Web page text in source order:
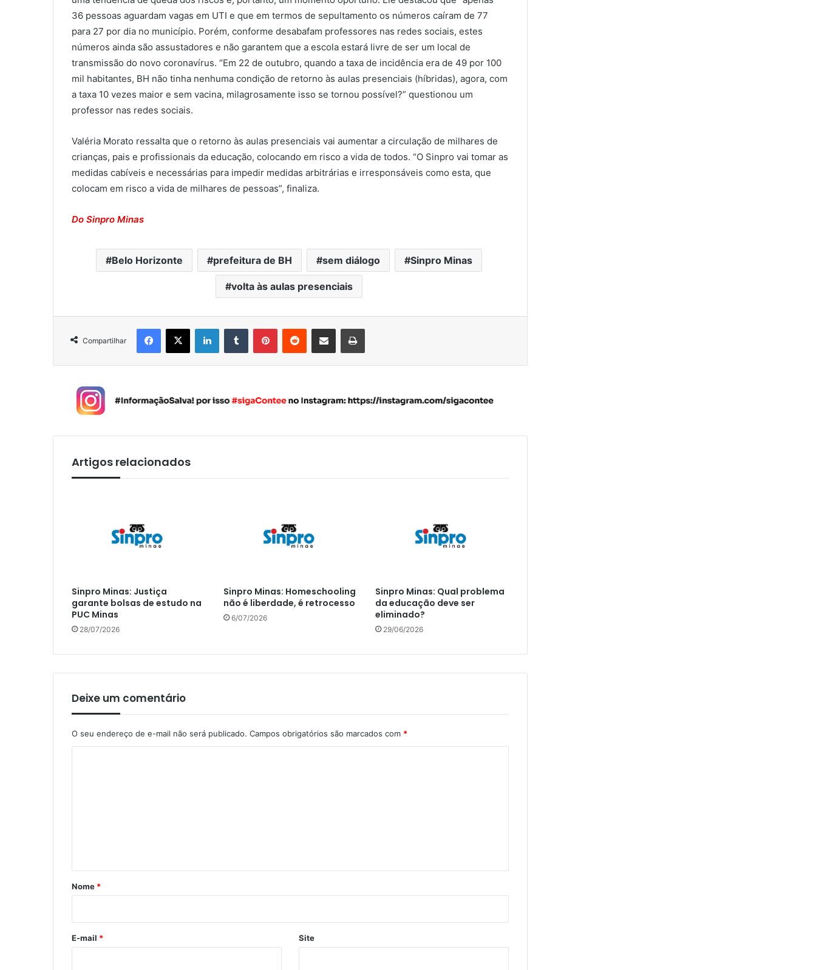
36 pessoas aguardam vagas em UTI e que em termos de sepultamento os números caíram de 77
para 27 por dia no município. Porém, conforme desabafam professores nas redes sociais, estes
números ainda são assustadores e não garantem que a escola estará livre de ser um local de
transmissão do novo coronavírus. “Em 22 de outubro, quando a taxa de incidência era de 49 por 100
mil habitantes, BH não tinha nenhuma condição de retorno às aulas presenciais (híbridas), agora, com
a taxa 10 vezes maior e sem vacina, milagrosamente isso se tornou possível?” questionou um
professor nas redes sociais.
Valéria Morato ressalta que o retorno às aulas presenciais vai aumentar a circulação de milhares de
crianças, pais e profissionais da educação, colocando em risco a vida de todos. “O Sinpro vai tomar as
medidas cabíveis e necessárias para impedir medidas arbitrárias e irresponsáveis como esta, que
colocam em risco a vida de milhares de pessoas”, finaliza.
Do Sinpro Minas
Belo Horizonte prefeitura de BH sem diálogo Sinpro Minas
volta às aulas presenciais
Compartilhar
Artigos relacionados
Sinpro Minas: Justiça
garante bolsas de estudo na
PUC Minas
28/07/2026
Sinpro Minas: Homeschooling
não é liberdade, é retrocesso
6/07/2026
Sinpro Minas: Qual problema
da educação deve ser
eliminado?
29/06/2026
Deixe um comentário
O seu endereço de e-mail não será publicado. Campos obrigatórios são marcados com *
r
*
Nome *
E-mail * Site